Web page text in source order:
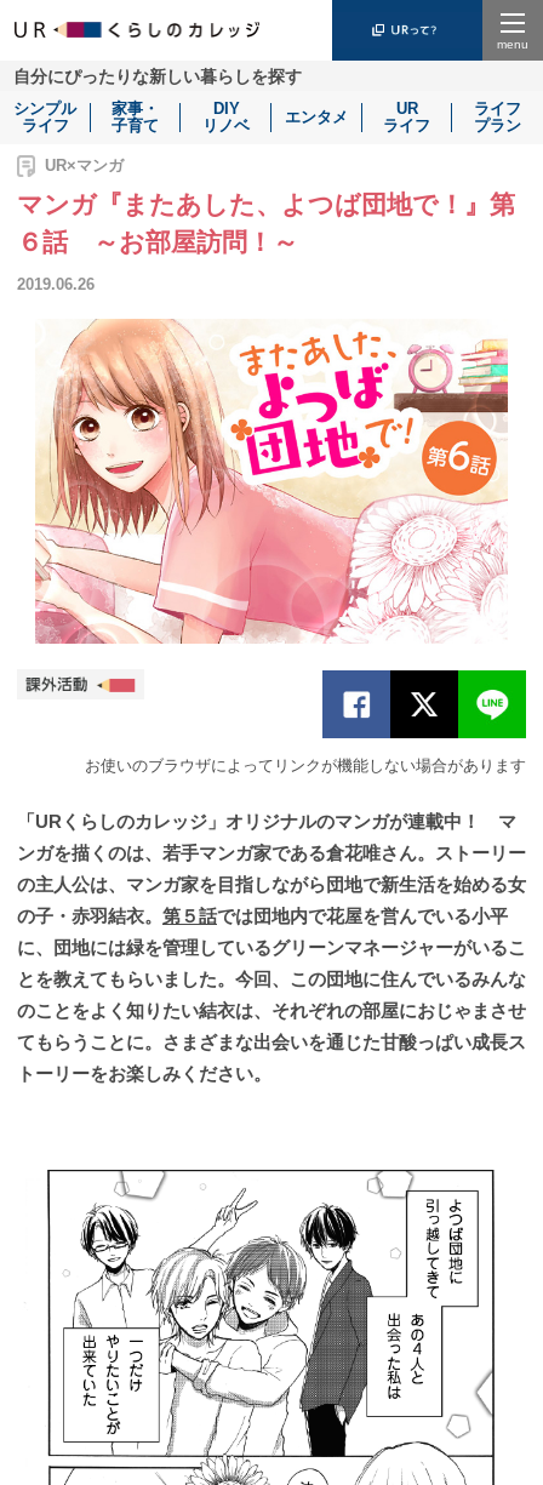
自分にぴったりな新しい暮らしを探す
シンプル
ライフ
家事・
子育て
DIY
リノベ
エンタメ
UR
ライフ
ライフ
プラン
UR×マンガ
マンガ『またあした、よつば団地で！』第
６話 ～お部屋訪問！～
2019.06.26
お使いのブラウザによってリンクが機能しない場合があります
「URくらしのカレッジ」オリジナルのマンガが連載中！ マ
ンガを描くのは、若手マンガ家である倉花唯さん。ストーリー
の主人公は、マンガ家を目指しながら団地で新生活を始める女
の子・赤羽結衣。 第５話では団地内で花屋を営んでいる小平
に、団地には緑を管理しているグリーンマネージャーがいるこ
とを教えてもらいました。今回、この団地に住んでいるみんな
のことをよく知りたい結衣は、それぞれの部屋におじゃまさせ
てもらうことに。さまざまな出会いを通じた甘酸っぱい成長ス
トーリーをお楽しみください。